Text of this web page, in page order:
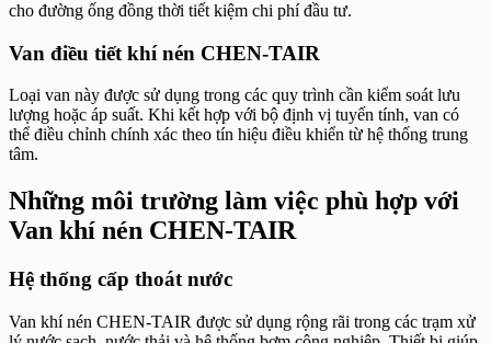
cho đường ống đồng thời tiết kiệm chi phí đầu tư.
Van điều tiết khí nén CHEN-TAIR
Loại van này được sử dụng trong các quy trình cần kiểm soát lưu
lượng hoặc áp suất. Khi kết hợp với bộ định vị tuyến tính, van có
thể điều chỉnh chính xác theo tín hiệu điều khiển từ hệ thống trung
tâm.
Những môi trường làm việc phù hợp với
Van khí nén CHEN-TAIR
Hệ thống cấp thoát nước
Van khí nén CHEN-TAIR được sử dụng rộng rãi trong các trạm xử